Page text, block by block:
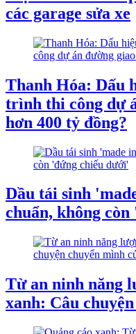
các garage sửa xe
Thanh Hóa: Dấu
trình thi công dự
hơn 400 tỷ đồng?
Dầu tái sinh
chuẩn, không
Từ an ninh năng
xanh: Câu